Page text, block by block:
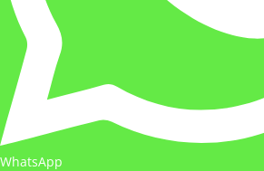
WhatsApp